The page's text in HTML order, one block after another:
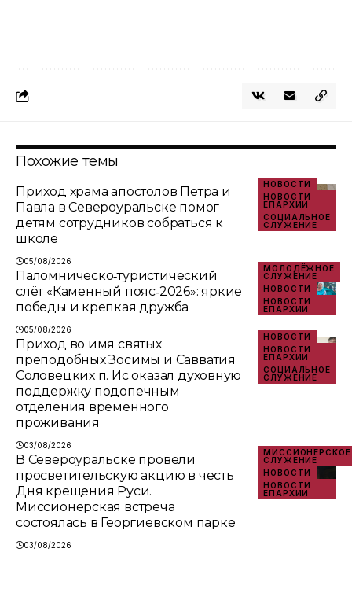
Похожие темы
НОВОСТИ
НОВОСТИ
ЕПАРХИИ
СОЦИАЛЬНОЕ
СЛУЖЕНИЕ
Приход храма апостолов Петра и
Павла в Североуральске помог
детям сотрудников собраться к
школе
05/08/2026
МОЛОДЁЖНОЕ
СЛУЖЕНИЕ
НОВОСТИ
НОВОСТИ
ЕПАРХИИ
Паломническо‑туристический
слёт «Каменный пояс‑2026»: яркие
победы и крепкая дружба
05/08/2026
НОВОСТИ
НОВОСТИ
ЕПАРХИИ
СОЦИАЛЬНОЕ
СЛУЖЕНИЕ
Приход во имя святых
преподобных Зосимы и Савватия
Соловецких п. Ис оказал духовную
поддержку подопечным
отделения временного
проживания
03/08/2026
МИССИОНЕРСКОЕ
СЛУЖЕНИЕ
НОВОСТИ
НОВОСТИ
ЕПАРХИИ
В Североуральске провели
просветительскую акцию в честь
Дня крещения Руси.
Миссионерская встреча
состоялась в Георгиевском парке
03/08/2026